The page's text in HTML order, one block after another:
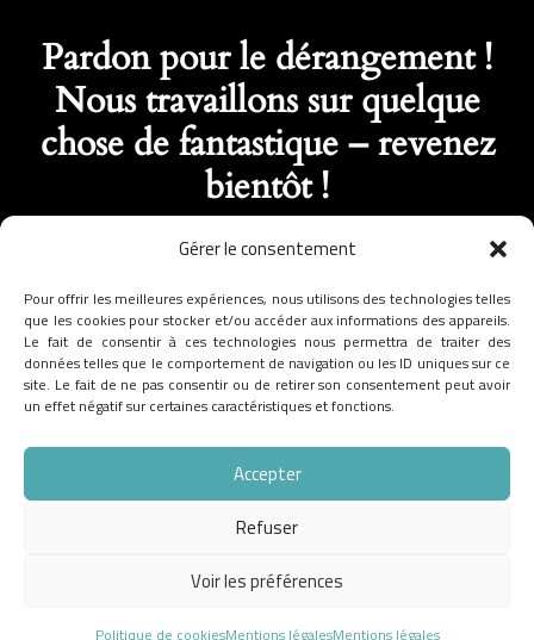
Gérer le consentement
Pour offrir les meilleures expériences, nous utilisons des technologies telles
que les cookies pour stocker et/ou accéder aux informations des appareils.
Le fait de consentir à ces technologies nous permettra de traiter des
données telles que le comportement de navigation ou les ID uniques sur ce
site. Le fait de ne pas consentir ou de retirer son consentement peut avoir
un effet négatif sur certaines caractéristiques et fonctions.
Accepter
Refuser
Voir les préférences
Politique de cookiesMentions légalesMentions légales
Pardon pour le dérangement !
Nous travaillons sur quelque
chose de fantastique – revenez
bientôt !